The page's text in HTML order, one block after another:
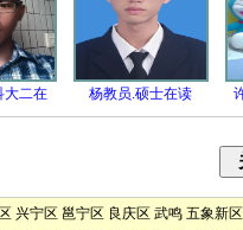
大二在 杨教员.硕士在读
兴宁区 邕宁区 良庆区 武鸣 五象新区